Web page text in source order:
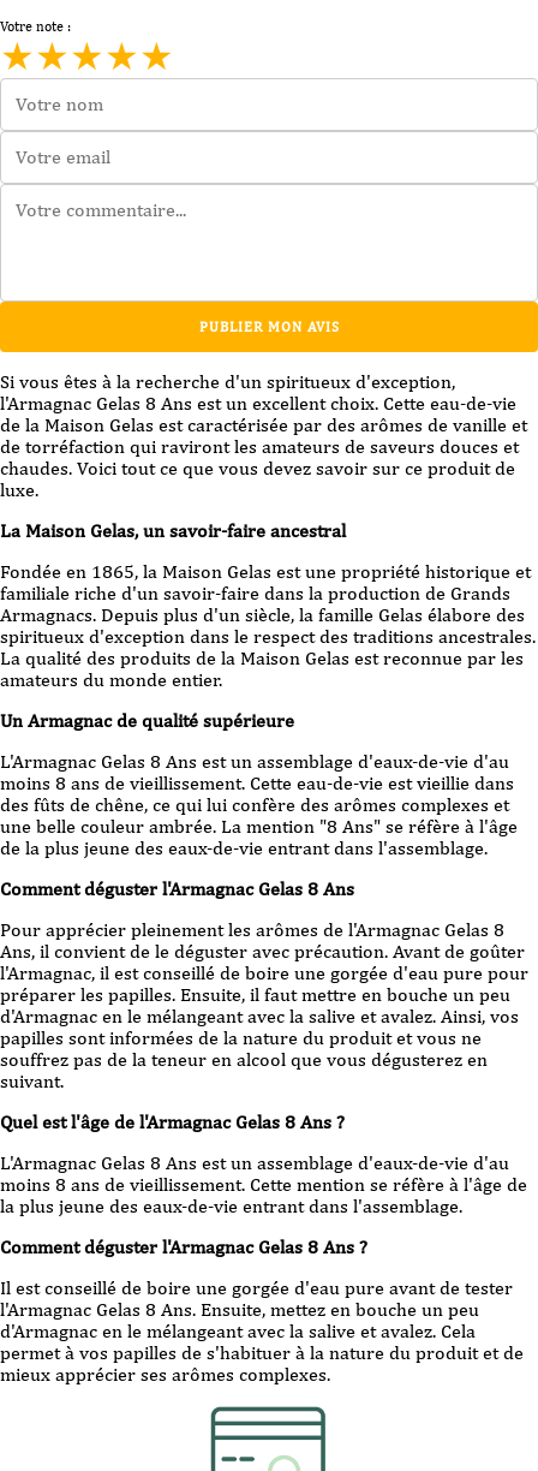
Votre note :
★★★★★
PUBLIER MON AVIS
Si vous êtes à la recherche d'un spiritueux d'exception,
l'Armagnac Gelas 8 Ans est un excellent choix. Cette eau-de-vie
de la Maison Gelas est caractérisée par des arômes de vanille et
de torréfaction qui raviront les amateurs de saveurs douces et
chaudes. Voici tout ce que vous devez savoir sur ce produit de
luxe.
La Maison Gelas, un savoir-faire ancestral
Fondée en 1865, la Maison Gelas est une propriété historique et
familiale riche d'un savoir-faire dans la production de Grands
Armagnacs. Depuis plus d'un siècle, la famille Gelas élabore des
spiritueux d'exception dans le respect des traditions ancestrales.
La qualité des produits de la Maison Gelas est reconnue par les
amateurs du monde entier.
Un Armagnac de qualité supérieure
L'Armagnac Gelas 8 Ans est un assemblage d'eaux-de-vie d'au
moins 8 ans de vieillissement. Cette eau-de-vie est vieillie dans
des fûts de chêne, ce qui lui confère des arômes complexes et
une belle couleur ambrée. La mention "8 Ans" se réfère à l'âge
de la plus jeune des eaux-de-vie entrant dans l'assemblage.
Comment déguster l'Armagnac Gelas 8 Ans
Pour apprécier pleinement les arômes de l'Armagnac Gelas 8
Ans, il convient de le déguster avec précaution. Avant de goûter
l'Armagnac, il est conseillé de boire une gorgée d'eau pure pour
préparer les papilles. Ensuite, il faut mettre en bouche un peu
d'Armagnac en le mélangeant avec la salive et avalez. Ainsi, vos
papilles sont informées de la nature du produit et vous ne
souffrez pas de la teneur en alcool que vous dégusterez en
suivant.
Quel est l'âge de l'Armagnac Gelas 8 Ans ?
L'Armagnac Gelas 8 Ans est un assemblage d'eaux-de-vie d'au
moins 8 ans de vieillissement. Cette mention se réfère à l'âge de
la plus jeune des eaux-de-vie entrant dans l'assemblage.
Comment déguster l'Armagnac Gelas 8 Ans ?
Il est conseillé de boire une gorgée d'eau pure avant de tester
l'Armagnac Gelas 8 Ans. Ensuite, mettez en bouche un peu
d'Armagnac en le mélangeant avec la salive et avalez. Cela
permet à vos papilles de s'habituer à la nature du produit et de
mieux apprécier ses arômes complexes.